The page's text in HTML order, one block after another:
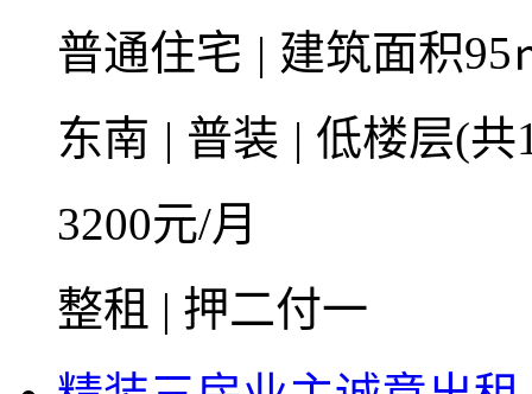
普通住宅 | 建筑面积
东南 | 普装 | 低楼层(
3200元/月
整租 | 押二付一